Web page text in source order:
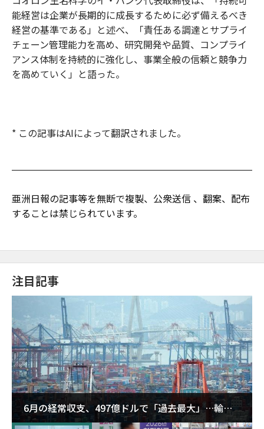
能経営は企業が長期的に成長するために必ず備えるべき
経営の基準である」と述べ、「責任ある調達とサプライ
チェーン管理能力を高め、研究開発や品質、コンプライ
アンス体制を持続的に強化し、事業全般の信頼と競争力
を高めていく」と語った。
* この記事はAIによって翻訳されました。
亜洲日報の記事等を無断で複製、公衆送信 、翻案、配布
することは禁じられています。
注目記事
6月の経常収支、497億ドルで「過去最大」…輸出